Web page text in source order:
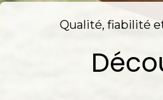
Qualité, fiabilité